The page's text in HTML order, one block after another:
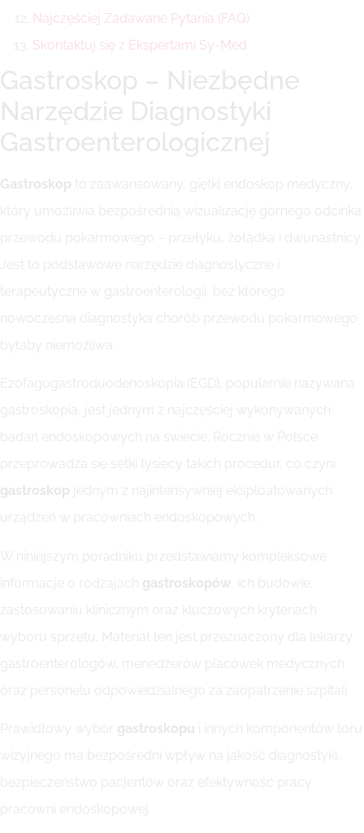
Najczęściej Zadawane Pytania (FAQ)
Skontaktuj się z Ekspertami Sy-Med
Gastroskop – Niezbędne
Narzędzie Diagnostyki
Gastroenterologicznej
Gastroskop to zaawansowany, giętki endoskop medyczny,
który umożliwia bezpośrednią wizualizację górnego odcinka
przewodu pokarmowego – przełyku, żołądka i dwunastnicy.
Jest to podstawowe narzędzie diagnostyczne i
terapeutyczne w gastroenterologii, bez którego
nowoczesna diagnostyka chorób przewodu pokarmowego
byłaby niemożliwa.
Ezofagogastroduodenoskopia (EGD), popularnie nazywana
gastroskopią, jest jednym z najczęściej wykonywanych
badań endoskopowych na świecie. Rocznie w Polsce
przeprowadza się setki tysięcy takich procedur, co czyni
gastroskop jednym z najintensywniej eksploatowanych
urządzeń w pracowniach endoskopowych.
W niniejszym poradniku przedstawiamy kompleksowe
informacje o rodzajach gastroskopów , ich budowie,
zastosowaniu klinicznym oraz kluczowych kryteriach
wyboru sprzętu. Materiał ten jest przeznaczony dla lekarzy
gastroenterologów, menedżerów placówek medycznych
oraz personelu odpowiedzialnego za zaopatrzenie szpitali.
Prawidłowy wybór gastroskopu i innych komponentów toru
wizyjnego ma bezpośredni wpływ na jakość diagnostyki,
bezpieczeństwo pacjentów oraz efektywność pracy
pracowni endoskopowej.